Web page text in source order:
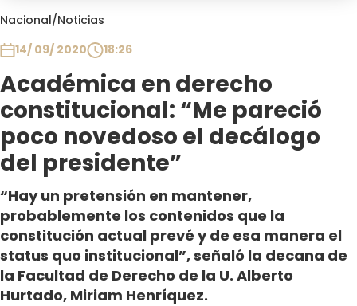
Nacional/Noticias
14/ 09/ 2020
18:26
Académica en derecho
constitucional: “Me pareció
poco novedoso el decálogo
del presidente”
“Hay un pretensión en mantener,
probablemente los contenidos que la
constitución actual prevé y de esa manera el
status quo institucional”, señaló la decana de
la Facultad de Derecho de la U. Alberto
Hurtado, Miriam Henríquez.
Club De La Comedia
Plan Perfecto
El Tiempo
Sabingo
Todos Los Programas